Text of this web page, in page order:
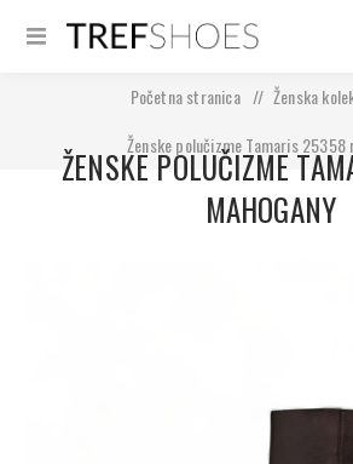
Početna stranica / Ženska
Ženske polučizme Tamaris 25358
ŽENSKE POLUČIZME
MAHOGANY